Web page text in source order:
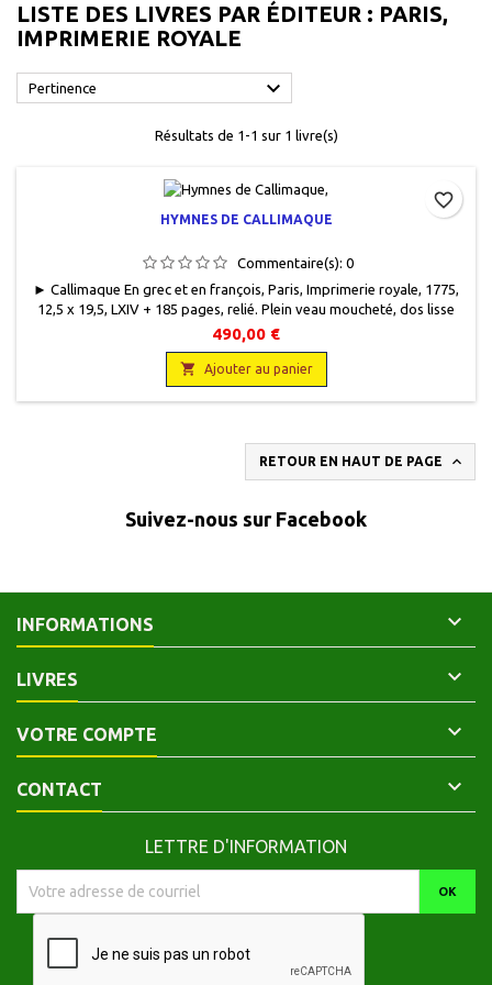
LISTE DES LIVRES PAR ÉDITEUR : PARIS,
IMPRIMERIE ROYALE
Pertinence 
Résultats de 1-1 sur 1 livre(s)
HYMNES DE CALLIMAQUE
Commentaire(s): 0
► Callimaque En grec et en françois, Paris, Imprimerie royale, 1775,
12,5 x 19,5, LXIV + 185 pages, relié. Plein veau moucheté, dos lisse
orné, pièce de titre en cuir, titre, filets et motifs gravés or sur dos,
cuir légèrement épidermé par endroits, tranche rouge, pages de
garde colorées, très bon état intérieur.
490,00 €
 Ajouter au panier
favorite_border
RETOUR EN HAUT DE PAGE 
Suivez-nous sur Facebook
INFORMATIONS 
LIVRES 
VOTRE COMPTE 
CONTACT 
LETTRE D'INFORMATION